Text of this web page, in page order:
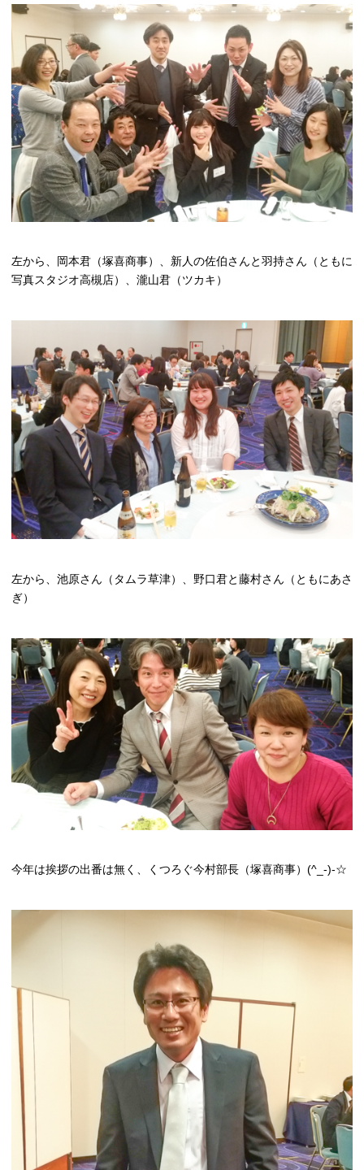
左から、岡本君（塚喜商事）、新人の佐伯さんと羽持さん（ともに
写真スタジオ高槻店）、瀧山君（ツカキ）
左から、池原さん（タムラ草津）、野口君と藤村さん（ともにあさ
ぎ）
今年は挨拶の出番は無く、くつろぐ今村部長（塚喜商事）(^_-)-☆